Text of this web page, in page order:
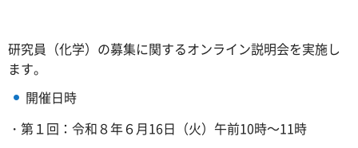
研究員（化学）の募集に関するオンライン説明会を実施し
ます。
開催日時
・第１回：令和８年６月16日（火）午前10時～11時